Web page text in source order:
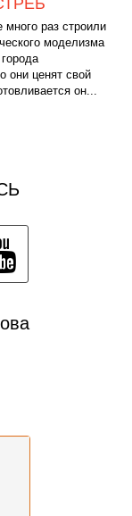
много раз строили
моделизма
они ценят свой
он...